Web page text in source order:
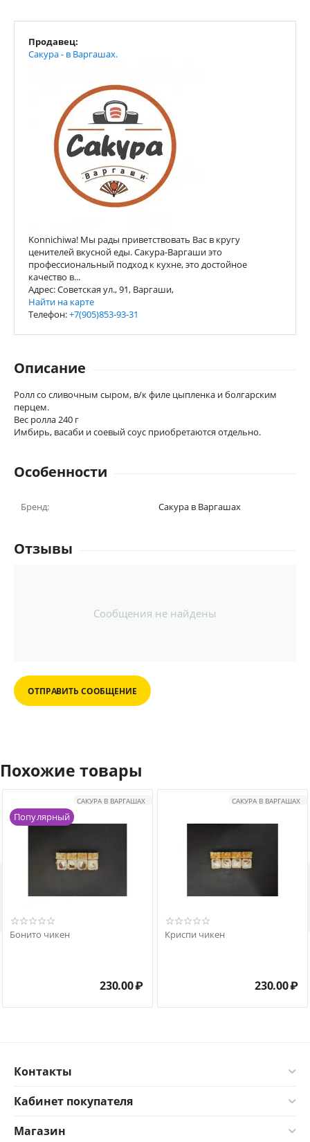
Продавец:
Сакура - в Варгашах.
Konnichiwa! Мы рады приветствовать Вас в кругу
ценителей вкусной еды. Сакура-Варгаши это
профессиональный подход к кухне, это достойное
качество в...
Адрес: Советская ул., 91, Варгаши,
Найти на карте
Телефон:+7(905)853-93-31
Описание
Ролл со сливочным сыром, в/к филе цыпленка и болгарским
перцем.
Вес ролла 240 г
Имбирь, васаби и соевый соус приобретаются отдельно.
Особенности
Бренд: Сакура в Варгашах
Отзывы
Сообщения не найдены
ОТПРАВИТЬ СООБЩЕНИЕ
Похожие товары
САКУРА В ВАРГАШАХ
Популярный
Бонито чикен
230.00₽
САКУРА В ВАРГАШАХ
Криспи чикен
230.00₽
Контакты
Кабинет покупателя
Магазин